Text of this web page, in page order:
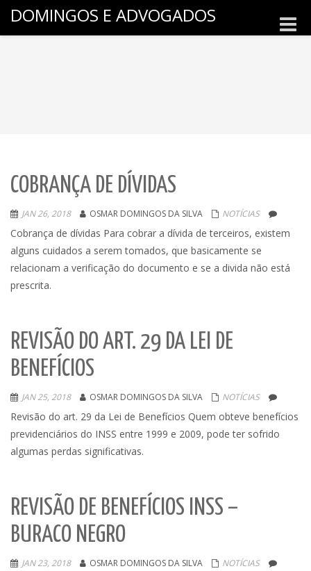
DOMINGOS E ADVOGADOS
Toggle
COBRANÇA DE DÍVIDAS
JAN 26, 2018 OSMAR DOMINGOS DA SILVA NOTÍCIAS
Cobrança de dívidas Para cobrar a dívida de terceiros, existem
alguns cuidados a serem tomados, que basicamente se
relacionam a verificação do documento e se a divida não está
prescrita.
REVISÃO DO ART. 29 DA LEI DE
BENEFÍCIOS
JAN 25, 2018 OSMAR DOMINGOS DA SILVA NOTÍCIAS
Revisão do art. 29 da Lei de Benefícios Quem obteve benefícios
previdenciários do INSS entre 1999 e 2009, pode ter sofrido
algumas perdas significativas.
REVISÃO DE BENEFÍCIOS INSS –
BURACO NEGRO
JAN 23, 2018 OSMAR DOMINGOS DA SILVA NOTÍCIAS